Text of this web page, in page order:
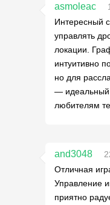
asmoleac
Интересный
управлять
локации.
интуитивно
но для
— идеальный
любителям
and3048
Отличная
Управление
приятно